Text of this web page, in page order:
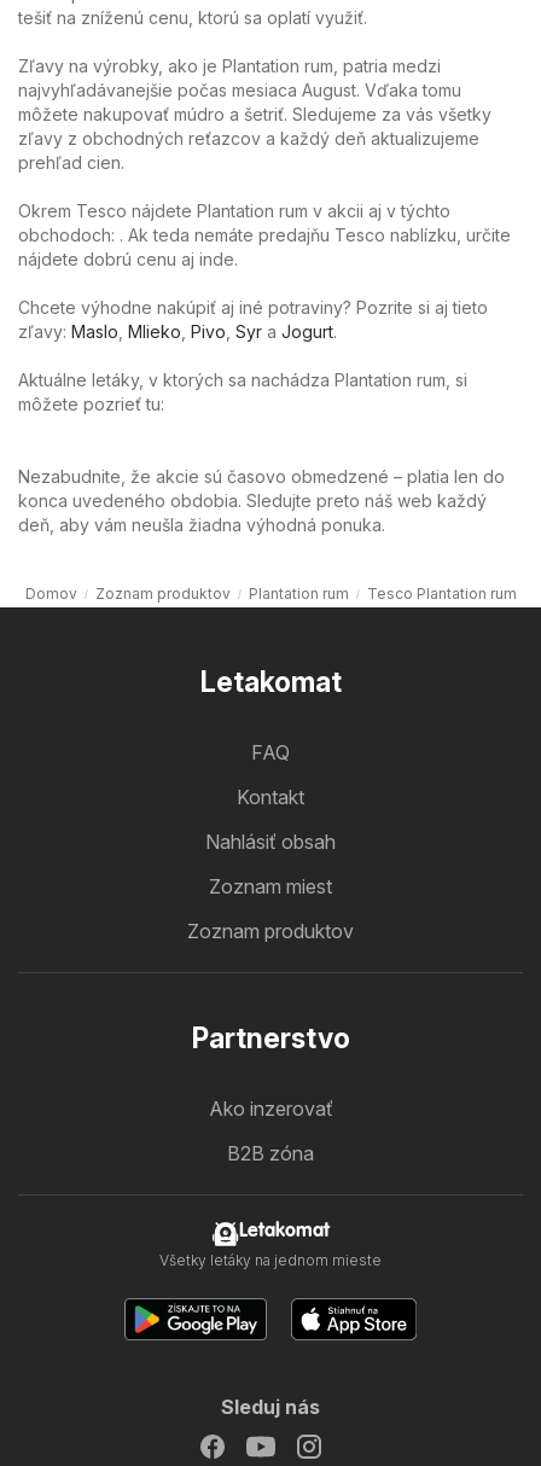
tešiť na zníženú cenu, ktorú sa oplatí využiť.
Zľavy na výrobky, ako je Plantation rum, patria medzi
najvyhľadávanejšie počas mesiaca August. Vďaka tomu
môžete nakupovať múdro a šetriť. Sledujeme za vás všetky
zľavy z obchodných reťazcov a každý deň aktualizujeme
prehľad cien.
Okrem Tesco nájdete Plantation rum v akcii aj v týchto
obchodoch: . Ak teda nemáte predajňu Tesco nablízku, určite
nájdete dobrú cenu aj inde.
Chcete výhodne nakúpiť aj iné potraviny? Pozrite si aj tieto
zľavy: Maslo Mlieko Pivo Syr a Jogurt.
Aktuálne letáky, v ktorých sa nachádza Plantation rum, si
môžete pozrieť tu:
Nezabudnite, že akcie sú časovo obmedzené – platia len do
konca uvedeného obdobia. Sledujte preto náš web každý
deň, aby vám neušla žiadna výhodná ponuka.
Domov Zoznam produktov Plantation rum Tesco Plantation rum
Letakomat
FAQ
Kontakt
Nahlásiť obsah
Zoznam miest
Zoznam produktov
Partnerstvo
Ako inzerovať
B2B zóna
Letakomat
Všetky letáky na jednom mieste
Sleduj nás